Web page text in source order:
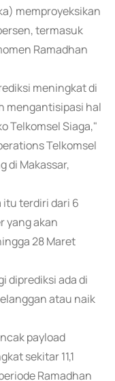
memproyeksikan
termasuk
Ramadhan
meningkat di
mengantisipasi hal
Telkomsel Siaga,"
Telkomsel
di Makassar,
itu terdiri dari 6
yang akan
28 Maret
diprediksi ada di
atau naik
payload
sekitar 11,1
Ramadhan